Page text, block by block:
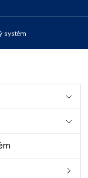
systém